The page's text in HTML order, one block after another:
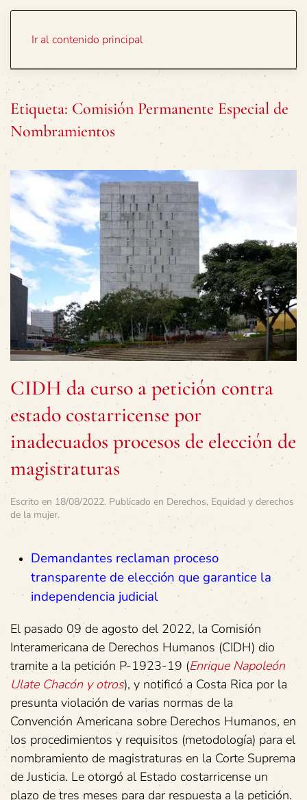
Ir al contenido principal
Etiqueta: Comisión Permanente Especial de
Nombramientos
CIDH da curso a petición contra
estado costarricense por
inadecuados procesos de elección de
magistraturas
Escrito en 18/08/2022. Publicado en Derechos, Equidad y derechos
de la mujer.
Demandantes reclaman proceso
transparente de elección que garantice la
independencia judicial
El pasado 09 de agosto del 2022, la Comisión
Interamericana de Derechos Humanos (CIDH) dio
tramite a la petición P-1923-19 (Enrique Napoleón
Ulate Chacón y otros), y notificó a Costa Rica por la
presunta violación de varias normas de la
Convención Americana sobre Derechos Humanos, en
los procedimientos y requisitos (metodología) para el
nombramiento de magistraturas en la Corte Suprema
de Justicia. Le otorgó al Estado costarricense un
plazo de tres meses para dar respuesta a la petición.